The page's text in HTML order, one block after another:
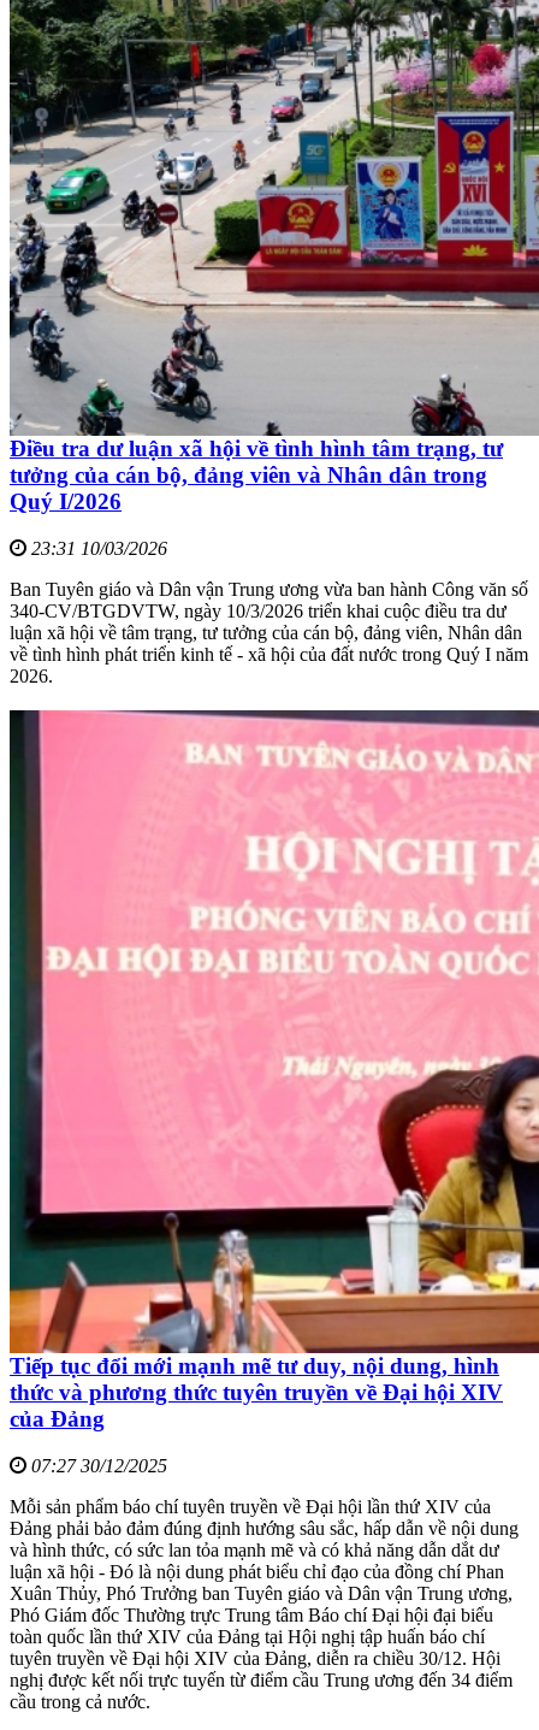
Điều tra dư luận xã hội về tình hình tâm trạng, tư
tưởng của cán bộ, đảng viên và Nhân dân trong
Quý I/2026
23:31 10/03/2026
Ban Tuyên giáo và Dân vận Trung ương vừa ban hành Công văn số
340-CV/BTGDVTW, ngày 10/3/2026 triển khai cuộc điều tra dư
luận xã hội về tâm trạng, tư tưởng của cán bộ, đảng viên, Nhân dân
về tình hình phát triển kinh tế - xã hội của đất nước trong Quý I năm
2026.
Tiếp tục đổi mới mạnh mẽ tư duy, nội dung, hình
thức và phương thức tuyên truyền về Đại hội XIV
của Đảng
07:27 30/12/2025
Mỗi sản phẩm báo chí tuyên truyền về Đại hội lần thứ XIV của
Đảng phải bảo đảm đúng định hướng sâu sắc, hấp dẫn về nội dung
và hình thức, có sức lan tỏa mạnh mẽ và có khả năng dẫn dắt dư
luận xã hội - Đó là nội dung phát biểu chỉ đạo của đồng chí Phan
Xuân Thủy, Phó Trưởng ban Tuyên giáo và Dân vận Trung ương,
Phó Giám đốc Thường trực Trung tâm Báo chí Đại hội đại biểu
toàn quốc lần thứ XIV của Đảng tại Hội nghị tập huấn báo chí
tuyên truyền về Đại hội XIV của Đảng, diễn ra chiều 30/12. Hội
nghị được kết nối trực tuyến từ điểm cầu Trung ương đến 34 điểm
cầu trong cả nước.